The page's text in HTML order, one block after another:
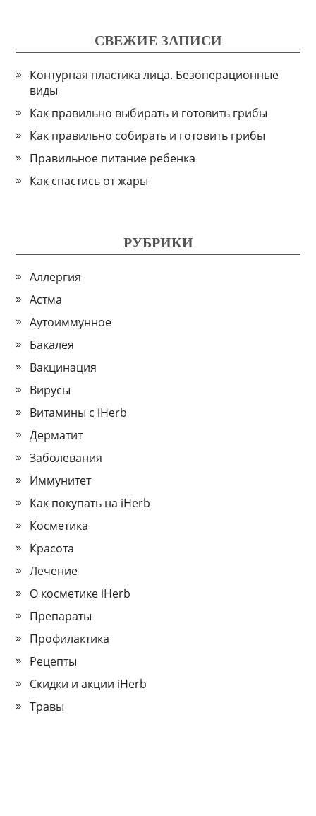
СВЕЖИЕ ЗАПИСИ
Контурная пластика лица. Безоперационные
виды
Как правильно выбирать и готовить грибы
Как правильно собирать и готовить грибы
Правильное питание ребенка
Как спастись от жары
РУБРИКИ
Аллергия
Астма
Аутоиммунное
Бакалея
Вакцинация
Вирусы
Витамины с iHerb
Дерматит
Заболевания
Иммунитет
Как покупать на iHerb
Косметика
Красота
Лечение
О косметике iHerb
Препараты
Профилактика
Рецепты
Скидки и акции iHerb
Травы